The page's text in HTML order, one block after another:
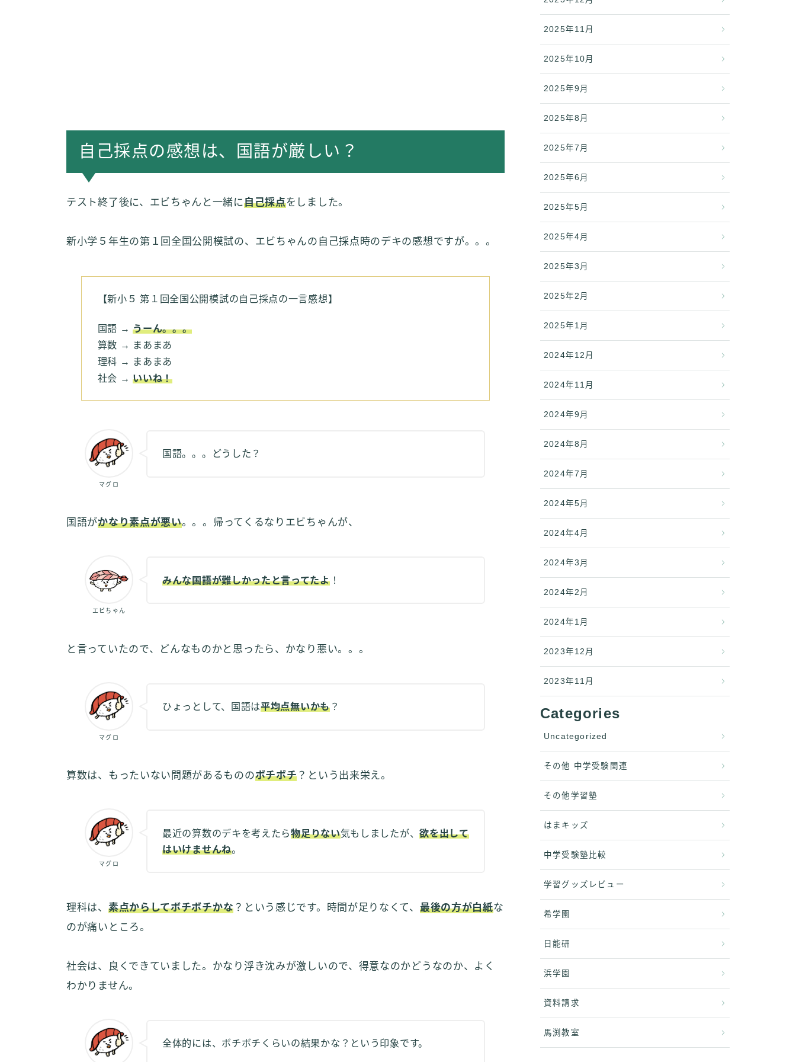
自己採点の感想は、国語が厳しい？
テスト終了後に、エビちゃんと一緒に自己採点をしました。
新小学５年生の第１回全国公開模試の、エビちゃんの自己採点時のデキの感想ですが。。。
【新小５ 第１回全国公開模試の自己採点の一言感想】
国語 →うーん。。。
算数 → まあまあ
理科 → まあまあ
社会 →いいね！
マグロ
国語。。。どうした？
国語がかなり素点が悪い。。。帰ってくるなりエビちゃんが、
エビちゃん
みんな国語が難しかったと言ってたよ！
と言っていたので、どんなものかと思ったら、かなり悪い。。。
マグロ
ひょっとして、国語は平均点無いかも？
算数は、もったいない問題があるもののボチボチ ？という出来栄え。
マグロ
最近の算数のデキを考えたら物足りない気もしましたが、欲を出して
はいけませんね。
理科は、 素点からしてボチボチかな ？という感じです。時間が足りなくて、 最後の方が白紙な
のが痛いところ。
社会は、良くできていました。かなり浮き沈みが激しいので、得意なのかどうなのか、よく
わかりません。
全体的には、ボチボチくらいの結果かな？という印象です。
2025年11月
2025年10月
2025年9月
2025年8月
2025年7月
2025年6月
2025年5月
2025年4月
2025年3月
2025年2月
2025年1月
2024年12月
2024年11月
2024年9月
2024年8月
2024年7月
2024年5月
2024年4月
2024年3月
2024年2月
2024年1月
2023年12月
2023年11月
Categories
Uncategorized
その他 中学受験関連
その他学習塾
はまキッズ
中学受験塾比較
学習グッズレビュー
希学園
日能研
浜学園
資料請求
馬渕教室